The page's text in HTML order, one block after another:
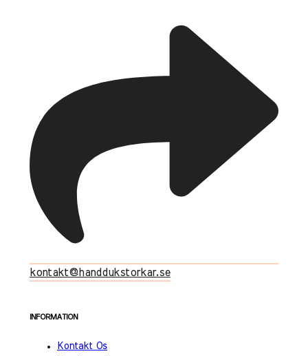
kontakt@handdukstorkar.se
INFORMATION
Kontakt Os